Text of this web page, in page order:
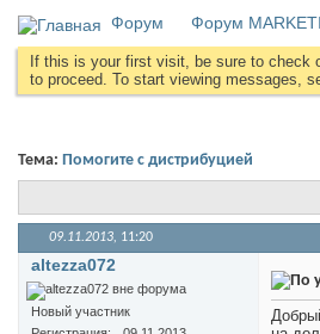
Форум Форум
If this is your first visit, be sure to check
to proceed. To start viewing messages,
Тема: Помогите с дистрибуцией
09.11.2013, 11:20
altezza072
Новый участник